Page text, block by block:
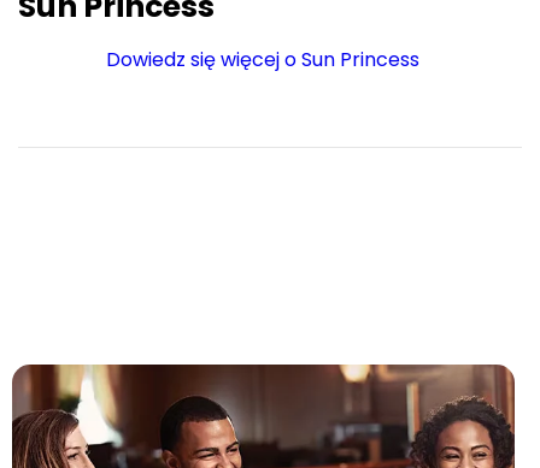
Dowiedz się więcej o Sun Princess